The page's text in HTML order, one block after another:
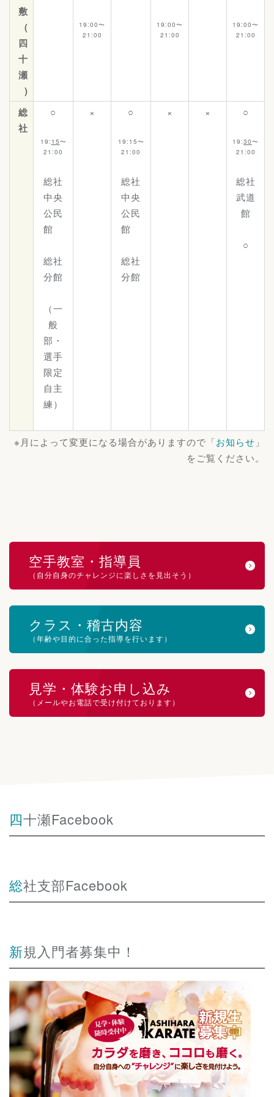
敷
(
四
十
瀬
)
19:00〜
21:00
19:00〜
21:00
19:00〜
21:00
総
社
○
19: 15〜
21:00
総社
中央
公民
館
総社
分館
（一
般
部・
選手
限定
自主
練）
× ○
19:15〜
21:00
総社
中央
公民
館
総社
分館
× × ○
19:30〜
21:00
総社
武道
館
○
※月によって変更になる場合がありますので「お知らせ 」
をご覧ください。
空手教室・指導員
（自分自身のチャレンジに楽しさを見出そう）
クラス・稽古内容
（年齢や目的に合った指導を行います）
見学・体験お申し込み
（メールやお電話で受け付けております）
四十瀬Facebook
総社支部Facebook
新規入門者募集中！